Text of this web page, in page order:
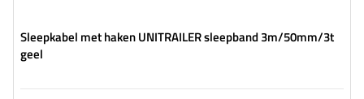
Sleepkabel met haken UNITRAILER sleepband 3m/50mm/3t
geel